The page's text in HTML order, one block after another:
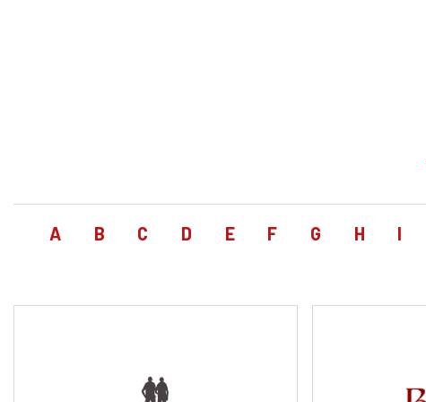
A B C D E F G H I